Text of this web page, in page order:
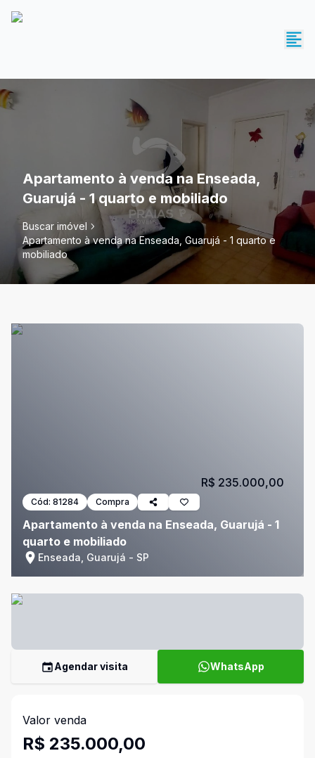
Apartamento à venda na Enseada,
Guarujá - 1 quarto e mobiliado
Buscar imóvel
Apartamento à venda na Enseada, Guarujá - 1 quarto e
mobiliado
Cód: 81284 Compra
Apartamento à venda na Enseada, Guarujá - 1
quarto e mobiliado
Enseada, Guarujá - SP
R$ 235.000,00
Agendar visita WhatsApp
Valor venda
R$ 235.000,00